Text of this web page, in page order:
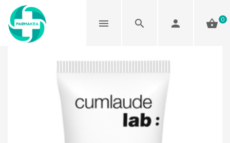
0
Agotado